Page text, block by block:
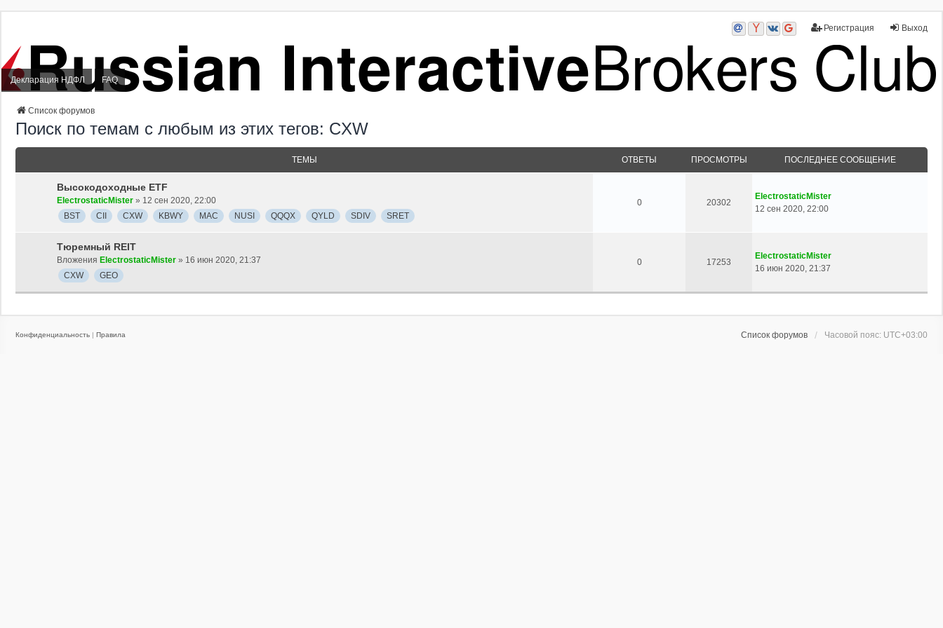
Выход
Регистрация
Декларация НДФЛ FAQ
Список форумов
Поиск по темам с любым из этих тегов: CXW
ТЕМЫ ОТВЕТЫ ПРОСМОТРЫ ПОСЛЕДНЕЕ СООБЩЕНИЕ
Высокодоходные ETF
ElectrostaticMister » 12 сен 2020, 22:00
BST
CII CXW KBWY MAC NUSI QQQX QYLD SDIV SRET
0 20302
ElectrostaticMister
12 сен 2020, 22:00
Тюремный REIT
Вложения ElectrostaticMister » 16 июн 2020, 21:37
CXW
GEO
0 17253
ElectrostaticMister
16 июн 2020, 21:37
Список форумов Часовой пояс: UTC+03:00
Конфиденциальность | Правила